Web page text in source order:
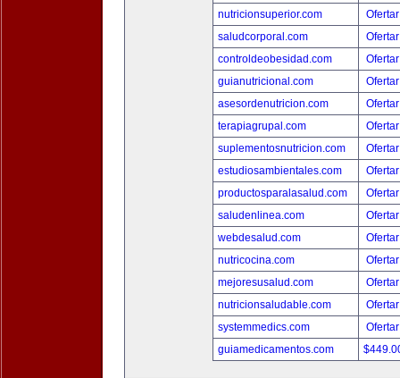
nutricionsuperior.com
saludcorporal.com
controldeobesidad.com
guianutricional.com
asesordenutricion.com
terapiagrupal.com
suplementosnutricion.com
estudiosambientales.com
productosparalasalud.com
saludenlinea.com
webdesalud.com
nutricocina.com
mejoresusalud.com
nutricionsaludable.com
systemmedics.com
guiamedicamentos.com